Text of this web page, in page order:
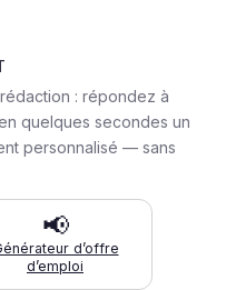
: répondez à
quelques secondes un
personnalisé — sans
📢
d’offre
d’emploi